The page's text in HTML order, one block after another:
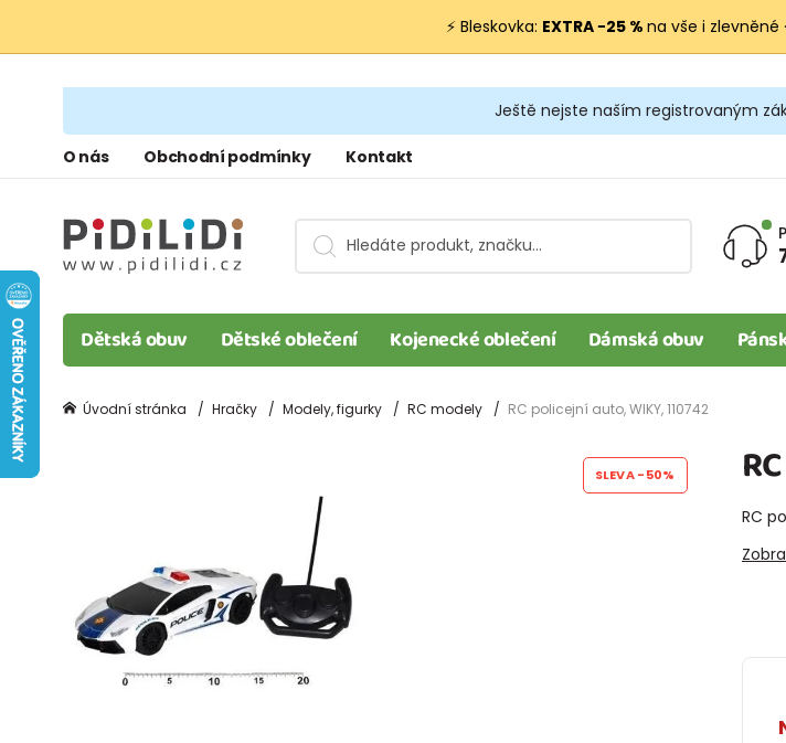
⚡ Bleskovka: EXTRA −25 % na vše i zlevněné
Ještě nejste naším registrovaným
O nás Obchodní podmínky Kontakt
Dětská obuv Dětské oblečení Kojenecké oblečení Dámská obuv
Úvodní stránka Hračky Modely, figurky RC modely RC policejní auto, WIKY, 110742
RC
SLEVA-50%